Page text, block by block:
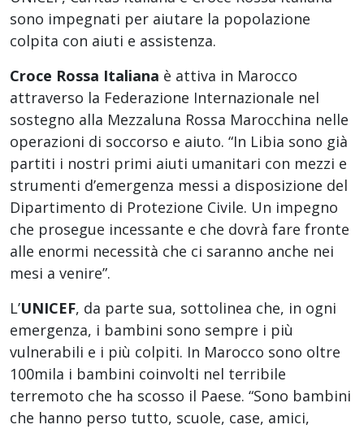
sono impegnati per aiutare la popolazione
colpita con aiuti e assistenza.
Croce Rossa Italiana è attiva in Marocco
attraverso la Federazione Internazionale nel
sostegno alla Mezzaluna Rossa Marocchina nelle
operazioni di soccorso e aiuto. “In Libia sono già
partiti i nostri primi aiuti umanitari con mezzi e
strumenti d’emergenza messi a disposizione del
Dipartimento di Protezione Civile. Un impegno
che prosegue incessante e che dovrà fare fronte
alle enormi necessità che ci saranno anche nei
mesi a venire”.
L’UNICEF, da parte sua, sottolinea che, in ogni
emergenza, i bambini sono sempre i più
vulnerabili e i più colpiti. In Marocco sono oltre
100mila i bambini coinvolti nel terribile
terremoto che ha scosso il Paese. “Sono bambini
che hanno perso tutto, scuole, case, amici,